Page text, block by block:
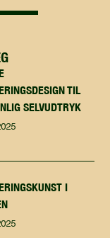
TIL
SELVUDTRYK